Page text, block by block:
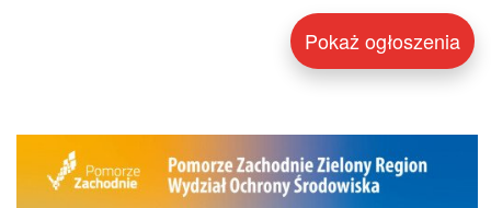
Pokaż ogłoszenia